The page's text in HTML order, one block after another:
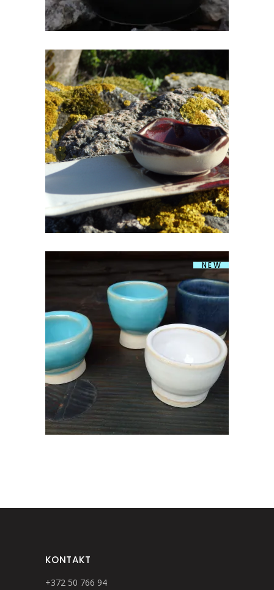
SUSHI KOMPLEKT II
€18.00
NEW
KERAAMILINE MUNATOPS
€10.00
KONTAKT
+372 50 766 94